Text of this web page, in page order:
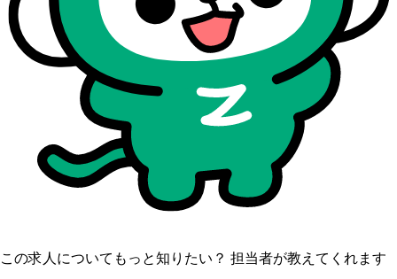
この求人についてもっと知りたい？ 担当者が教えてくれます